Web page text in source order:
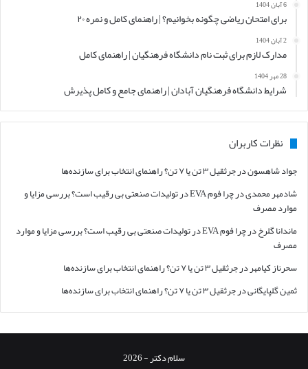
6 آبان 1404
برای امتحان ریاضی چگونه بخوانیم؟ | راهنمای کامل و نمره ۲۰
2 آبان 1404
مدارک لازم برای ثبت نام دانشگاه فرهنگیان | راهنمای کامل
28 مهر 1404
شرایط دانشگاه فرهنگیان آبادان | راهنمای جامع و کامل پذیرش
نظرات کاربران
جواد شاهسوندرجرثقیل ۳ تن یا ۷ تن؟ راهنمای انتخاب برای سازنده‌ها
شادمهر محمدیدر
چرا فوم EVA در تولیدات صنعتی بی رقیب است؟ بررسی مزایا و
موارد مصرف
ماندانا گلرخدر
چرا فوم EVA در تولیدات صنعتی بی رقیب است؟ بررسی مزایا و موارد
مصرف
سحرناز کیامهردرجرثقیل ۳ تن یا ۷ تن؟ راهنمای انتخاب برای سازنده‌ها
ثمین گلپایگانیدرجرثقیل ۳ تن یا ۷ تن؟ راهنمای انتخاب برای سازنده‌ها
سلام دکتر - 2026